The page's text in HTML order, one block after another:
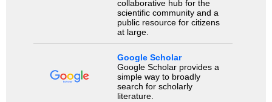
collaborative hub for the
scientific community and a
public resource for citizens
at large.
Google Scholar
Google Scholar provides a
simple way to broadly
search for scholarly
literature.